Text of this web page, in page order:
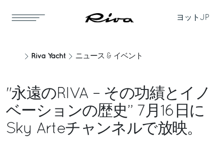
ヨット JP
Riva Yacht ニュース & イベント
"永遠のRIVA – その功績とイノ
ベーションの歴史” 7月16日に
Sky Arteチャンネルで放映。